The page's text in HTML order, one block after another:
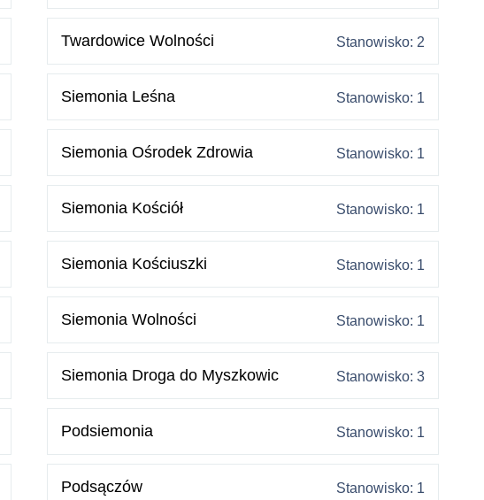
Twardowice Wolności Stanowisko: 2
Siemonia Leśna Stanowisko: 1
Siemonia Ośrodek Zdrowia Stanowisko: 1
Siemonia Kościół Stanowisko: 1
Siemonia Kościuszki Stanowisko: 1
Siemonia Wolności Stanowisko: 1
Siemonia Droga do Myszkowic Stanowisko: 3
Podsiemonia Stanowisko: 1
Podsączów Stanowisko: 1